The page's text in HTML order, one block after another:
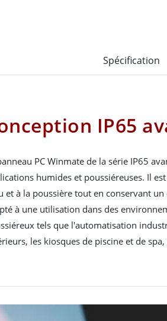
Spécification
IP65
PC Winmate de la série IP65
humides et poussiéreuses. Il
et à la poussière tout en conservant
à une utilisation dans des
tels que l'automatisation
les kiosques de piscine et de spa,